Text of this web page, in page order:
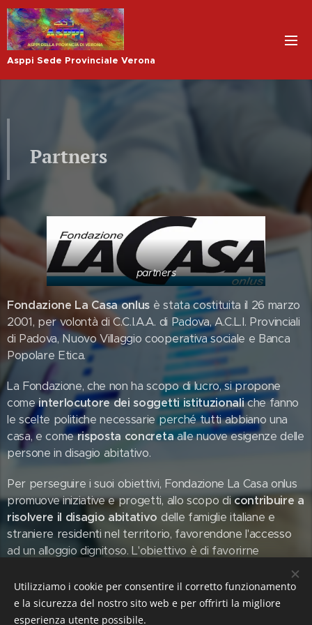
Asppi Sede Provinciale Verona
Partners
partners
Fondazione La Casa onlus è stata costituita il 26 marzo
2001, per volontà di C.C.I.A.A. di Padova, A.C.L.I. Provinciali
di Padova, Nuovo Villaggio cooperativa sociale e Banca
Popolare Etica.
La Fondazione, che non ha scopo di lucro, si propone
comeinterlocutore dei soggetti istituzionaliche fanno
le scelte politiche necessarie perché tutti abbiano una
casa, e comerisposta concretaalle nuove esigenze delle
persone in disagio abitativo.
Per perseguire i suoi obiettivi, Fondazione La Casa onlus
promuove iniziative e progetti, allo scopo dicontribuire a
risolvere il disagio abitativo delle famiglie italiane e
straniere residenti nel territorio, favorendone l'accesso
ad un alloggio dignitoso. L'obiettivo è di favorirne
Regione Veneto, promuovendone la crescita umana e
l'integrazione sociale.
Utilizziamo i cookie per consentire il corretto funzionamento
e la sicurezza del nostro sito web e per offrirti la migliore
esperienza utente possibile.